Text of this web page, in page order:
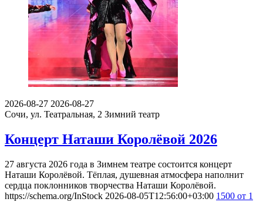
2026-08-27 2026-08-27
Сочи, ул. Театральная, 2 Зимний театр
Концерт Наташи Королёвой 2026
27 августа 2026 года в Зимнем театре состоится концерт
Наташи Королёвой. Тёплая, душевная атмосфера наполнит
сердца поклонников творчества Наташи Королёвой.
https://schema.org/InStock 2026-08-05T12:56:00+03:00 1500 от 1